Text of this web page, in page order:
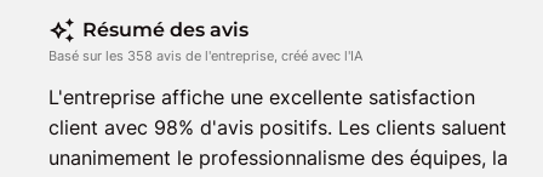
Résumé des avis
Basé sur les 358 avis de l'entreprise, créé avec l'IA
L'entreprise affiche une excellente satisfaction
client avec 98% d'avis positifs. Les clients saluent
unanimement le professionnalisme des équipes, la